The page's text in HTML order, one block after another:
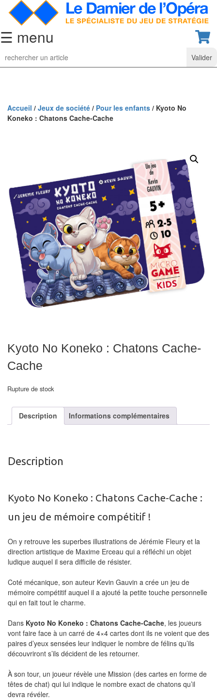
☰ menu
Jeu
d’Echecs
collection
classiques
Coffrets
Echiquiers
et
de
voyage
Echiquiers
électroniques
Pièces
Ecoles
clubs
Echiquiers
muraux/Plein
Pendules
pour
d'échecs
Livres
en
anglais
en
français
Tables
Accessoires
Accueil / Jeux de société / Pour les enfants / Kyoto No
Koneko : Chatons Cache-Cache
Kyoto No Koneko : Chatons Cache-
Cache
Rupture de stock
Description Informations complémentaires
Description
Kyoto No Koneko : Chatons Cache-Cache :
un jeu de mémoire compétitif !
On y retrouve les superbes illustrations de Jérémie Fleury et la
direction artistique de Maxime Erceau qui a réfléchi un objet
ludique auquel il sera difficile de résister.
Coté mécanique, son auteur Kevin Gauvin a crée un jeu de
mémoire compétitif auquel il a ajouté la petite touche personnelle
qui en fait tout le charme.
Dans Kyoto No Koneko : Chatons Cache-Cache, les joueurs
vont faire face à un carré de 4×4 cartes dont ils ne voient que des
paires d’yeux sensées leur indiquer le nombre de félins qu’ils
découvriront s’ils décident de les retourner.
À son tour, un joueur révèle une Mission (des cartes en forme de
têtes de chat) qui lui indique le nombre exact de chatons qu’il
devra révéler.